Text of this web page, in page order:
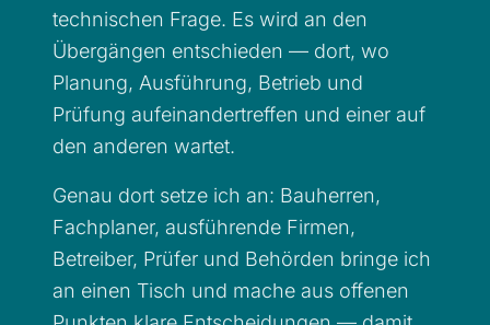
technischen Frage. Es wird an den
Übergängen entschieden — dort, wo
Planung, Ausführung, Betrieb und
Prüfung aufeinandertreffen und einer auf
den anderen wartet.
Genau dort setze ich an: Bauherren,
Fachplaner, ausführende Firmen,
Betreiber, Prüfer und Behörden bringe ich
an einen Tisch und mache aus offenen